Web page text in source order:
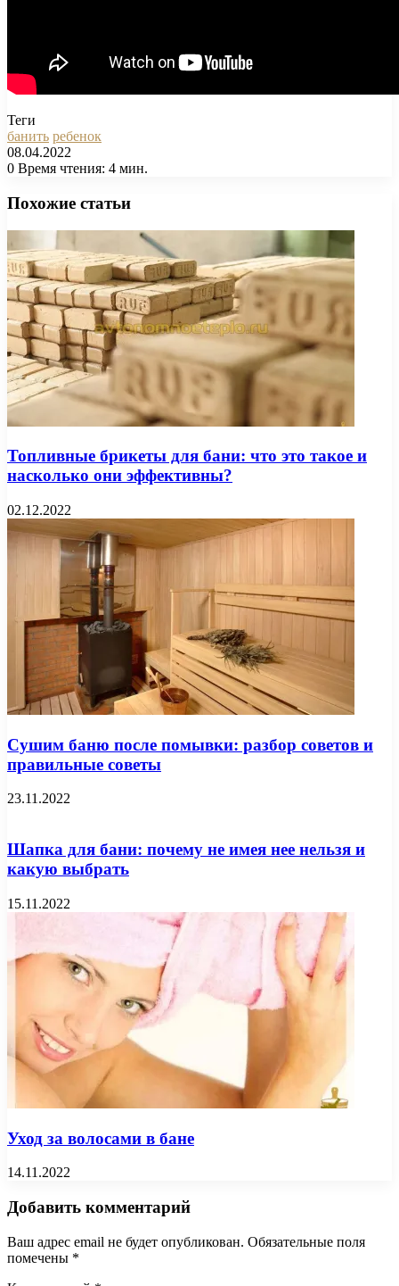
Теги
банить ребенок
08.04.2022
0 Время чтения: 4 мин.
Похожие статьи
Топливные брикеты для бани: что это такое и
насколько они эффективны?
02.12.2022
Сушим баню после помывки: разбор советов и
правильные советы
23.11.2022
Шапка для бани: почему не имея нее нельзя и
какую выбрать
15.11.2022
Уход за волосами в бане
14.11.2022
Добавить комментарий
Ваш адрес email не будет опубликован. Обязательные поля
помечены *